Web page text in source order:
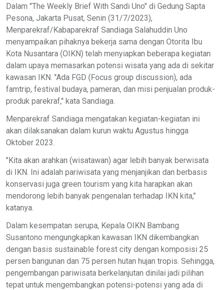
Dalam "The Weekly Brief With Sandi Uno" di Gedung Sapta
Pesona, Jakarta Pusat, Senin (31/7/2023),
Menparekraf/Kabaparekraf Sandiaga Salahuddin Uno
menyampaikan pihaknya bekerja sama dengan Otorita Ibu
Kota Nusantara (OIKN) telah menyiapkan beberapa kegiatan
dalam upaya memasarkan potensi wisata yang ada di sekitar
kawasan IKN. "Ada FGD (Focus group discussion), ada
famtrip, festival budaya, pameran, dan misi penjualan produk-
produk parekraf," kata Sandiaga.
Menparekraf Sandiaga mengatakan kegiatan-kegiatan ini
akan dilaksanakan dalam kurun waktu Agustus hingga
Oktober 2023.
"Kita akan arahkan (wisatawan) agar lebih banyak berwisata
di IKN. Ini adalah pariwisata yang menjanjikan dan berbasis
konservasi juga green tourism yang kita harapkan akan
mendorong lebih banyak pengenalan terhadap IKN kita,"
katanya.
Dalam kesempatan serupa, Kepala OIKN Bambang
Susantono mengungkapkan kawasan IKN dikembangkan
dengan basis sustainable forest city dengan komposisi 25
persen bangunan dan 75 persen hutan hujan tropis. Sehingga,
pengembangan pariwisata berkelanjutan dinilai jadi pilihan
tepat untuk mengembangkan potensi-potensi yang ada di